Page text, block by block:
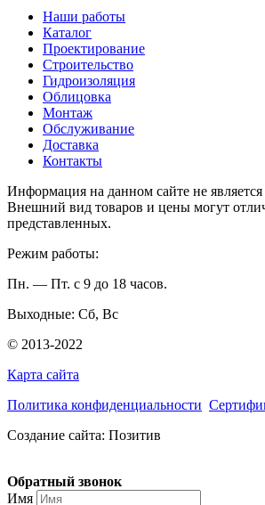
Наши работы
Каталог
Проектирование
Строительство
Гидроизоляция
Облицовка
Монтаж
Обслуживание
Доставка
Контакты
Информация на данном сайте не
Внешний вид товаров и цены могут
представленных.
Режим работы:
Пн. — Пт. с 9 до 18 часов.
Выходные: Сб, Вс
© 2013-2022
Карта сайта
Политика конфиденциальности
Создание сайта: Позитив
Обратный звонок
Имя